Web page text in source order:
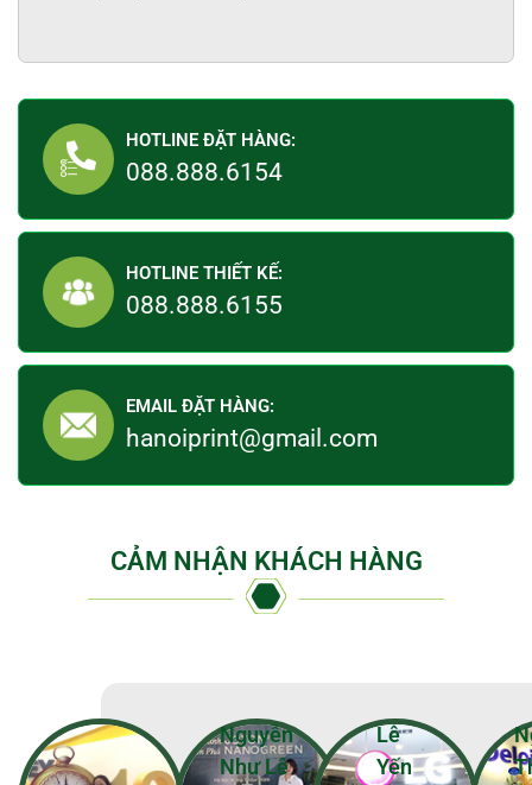
HOTLINE ĐẶT HÀNG:
088.888.6154
HOTLINE THIẾT KẾ:
088.888.6155
EMAIL ĐẶT HÀNG:
hanoiprint@gmail.com
CẢM NHẬN KHÁCH HÀNG
Nguyễn
Như Lê
Lê
Yến